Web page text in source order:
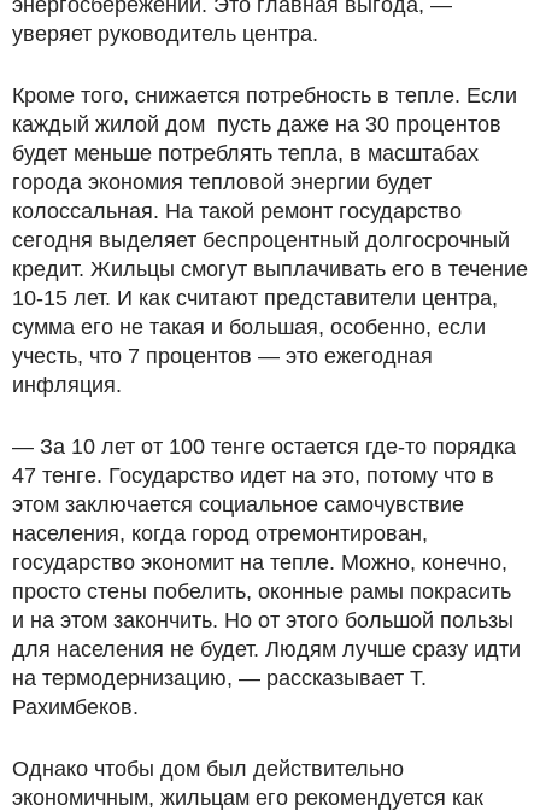
уверяет руководитель центра.
Кроме того, снижается потребность в тепле. Если
каждый жилой дом пусть даже на 30 процентов
будет меньше потреблять тепла, в масштабах
города экономия тепловой энергии будет
колоссальная. На такой ремонт государство
сегодня выделяет беспроцентный долгосрочный
кредит. Жильцы смогут выплачивать его в течение
10-15 лет. И как считают представители центра,
сумма его не такая и большая, особенно, если
учесть, что 7 процентов — это ежегодная
инфляция.
— За 10 лет от 100 тенге остается где-то порядка
47 тенге. Государство идет на это, потому что в
этом заключается социальное самочувствие
населения, когда город отремонтирован,
государство экономит на тепле. Можно, конечно,
просто стены побелить, оконные рамы покрасить
и на этом закончить. Но от этого большой пользы
для населения не будет. Людям лучше сразу идти
на термодернизацию, — рассказывает Т.
Рахимбеков.
Однако чтобы дом был действительно
экономичным, жильцам его рекомендуется как